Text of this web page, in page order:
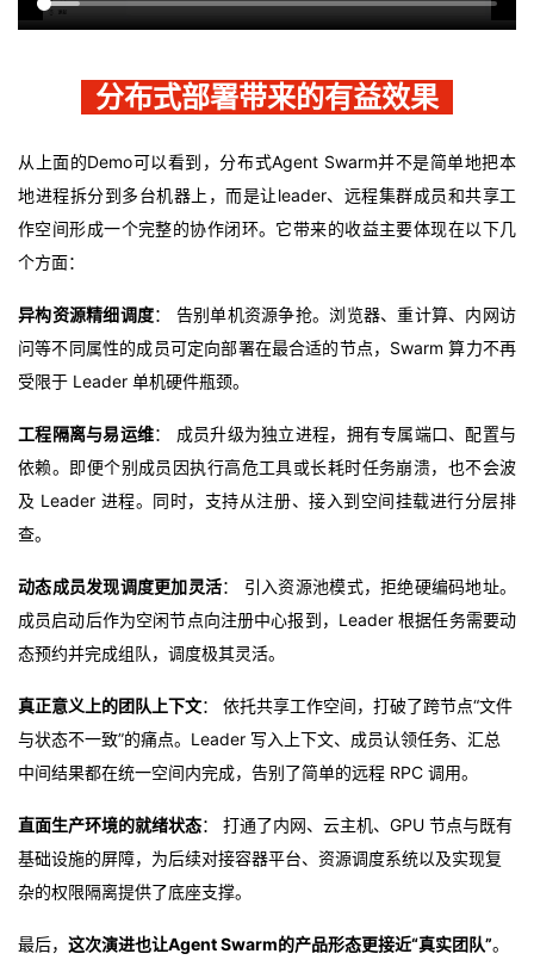
分布式部署带来的有益效果
从上面的Demo可以看到，分布式Agent Swarm并不是简单地把本
地进程拆分到多台机器上，而是让leader、远程集群成员和共享工
作空间形成一个完整的协作闭环。它带来的收益主要体现在以下几
个方面：
异构资源精细调度： 告别单机资源争抢。浏览器、重计算、内网访
问等不同属性的成员可定向部署在最合适的节点，Swarm 算力不再
受限于 Leader 单机硬件瓶颈。
工程隔离与易运维： 成员升级为独立进程，拥有专属端口、配置与
依赖。即便个别成员因执行高危工具或长耗时任务崩溃，也不会波
及 Leader 进程。同时，支持从注册、接入到空间挂载进行分层排
查。
动态成员发现调度更加灵活： 引入资源池模式，拒绝硬编码地址。
成员启动后作为空闲节点向注册中心报到，Leader 根据任务需要动
态预约并完成组队，调度极其灵活。
真正意义上的团队上下文： 依托共享工作空间，打破了跨节点“文件
与状态不一致”的痛点。Leader 写入上下文、成员认领任务、汇总
中间结果都在统一空间内完成，告别了简单的远程 RPC 调用。
直面生产环境的就绪状态： 打通了内网、云主机、GPU 节点与既有
基础设施的屏障，为后续对接容器平台、资源调度系统以及实现复
杂的权限隔离提供了底座支撑。
最后， 这次演进也让Agent Swarm的产品形态更接近“真实团队”。